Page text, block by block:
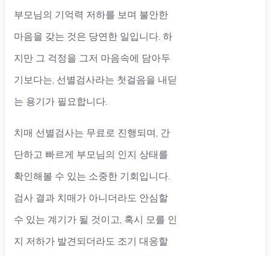
부모님의 기억력 저하를 보며 불안한
마음을 갖는 것은 당연한 일입니다. 하
지만 그 걱정을 그저 마음속에 담아두
기보다는, 선별검사라는 첫걸음을 내딛
는 용기가 필요합니다.
치매 선별검사는 무료로 진행되며, 간
단하고 빠르게 부모님의 인지 상태를
확인해볼 수 있는 소중한 기회입니다.
검사 결과 치매가 아니더라도 안심할
수 있는 계기가 될 것이고, 혹시 모를 인
지 저하가 발견되더라도 조기 대응할